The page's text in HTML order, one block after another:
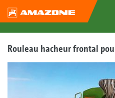
Rouleau hacheur frontal